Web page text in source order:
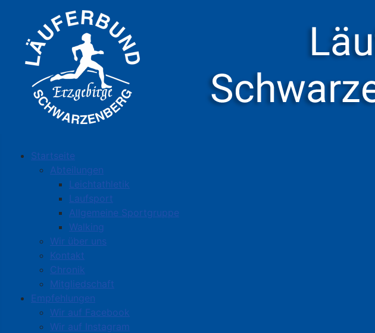
Startseite
Abteilungen
Leichtathletik
Laufsport
Allgemeine Sportgruppe
Walking
Wir über uns
Kontakt
Chronik
Mitgliedschaft
Empfehlungen
Wir auf Facebook
Wir auf Instagram